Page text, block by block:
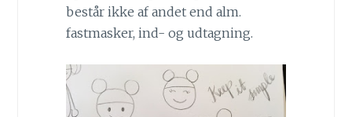
består ikke af andet end alm.
fastmasker, ind- og udtagning.